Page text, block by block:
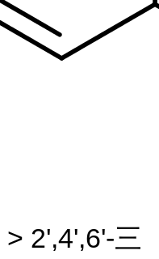
> 2',4',6'-三